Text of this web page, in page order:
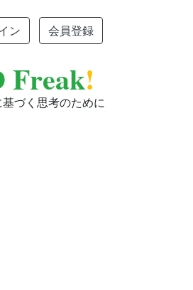
ン 会員登録
Freak!
づく思考のために